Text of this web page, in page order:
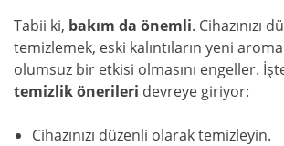
Tabii ki, bakım da önemli. Cihazınızı
temizlemek, eski kalıntıların yeni
olumsuz bir etkisi olmasını engeller.
temizlik önerileri devreye giriyor:
Cihazınızı düzenli olarak temizleyin.